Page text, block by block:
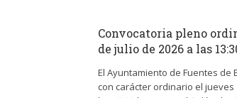
Convocatoria pleno
de julio de 2026 a las
El Ayuntamiento de Fuentes de
con carácter ordinario el jueves